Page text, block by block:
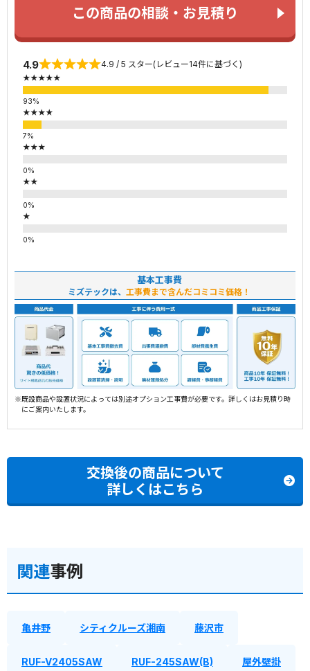
この商品の相談・お見積り
4.9 4.9 / 5 スター(レビュー14件に基づく)
★★★★★
★★★★
★★★
★★
★
基本工事費
ミズテックは、 工事費まで含んだコミコミ価格！
※既設商品や設置状況によっては別途オプション工事費が必要です。詳しくはお見積り時
にご案内いたします。
交換後の商品について
詳しくはこちら
関連事例
亀井野 シティクルーズ湘南 藤沢市
RUF-V2405SAW RUF-245SAW(B) 屋外壁掛